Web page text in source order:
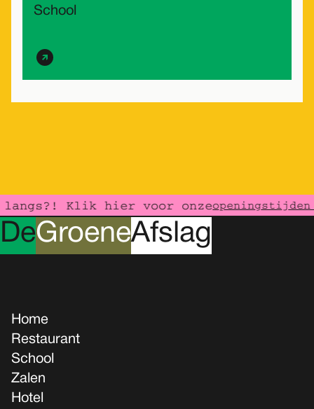
School
Klik hier voor onzeopeningstijden
DeGroeneAfslag
Home
Restaurant
School
Zalen
Hotel